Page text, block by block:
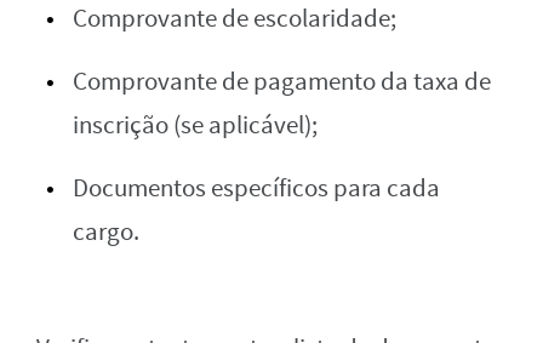
Comprovante de escolaridade;
Comprovante de pagamento da taxa de
inscrição (se aplicável);
Documentos específicos para cada
cargo.